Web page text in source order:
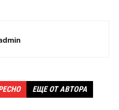
ЕЩЕ ОТ АВТОРА